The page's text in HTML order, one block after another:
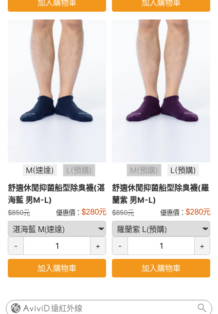
加入購物車 加入購物車
M(速達)
L(預購)
舒適休閒抑菌船型除臭襪(湛
海藍 男M-L)
$850元 優惠價： $280元
- +
加入購物車
M(預購)
L(預購)
舒適休閒抑菌船型除臭襪(羅
蘭紫 男M-L)
$850元 優惠價： $280元
- +
加入購物車
遠紅外線